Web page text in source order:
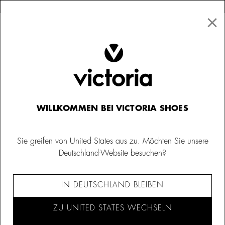
×
WILLKOMMEN BEI VICTORIA SHOES
Sie greifen von United States aus zu. Möchten Sie unsere
Deutschland-Website besuchen?
IN DEUTSCHLAND BLEIBEN
ZU UNITED STATES WECHSELN